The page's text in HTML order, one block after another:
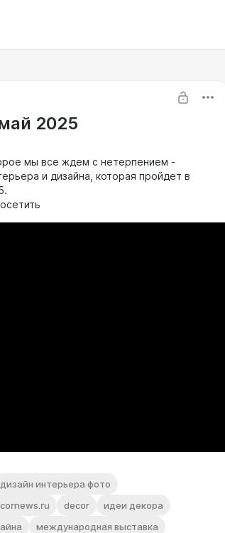
2025
мы все ждем с нетерпением -
и дизайна, которая пройдет в
дизайн интерьера фото
decor
идеи декора
международная выставка